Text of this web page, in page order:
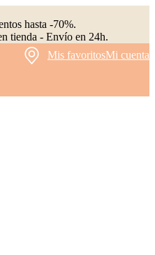
hasta -70%.
tienda - Envío en 24h.
Mis favoritosMi cuenta